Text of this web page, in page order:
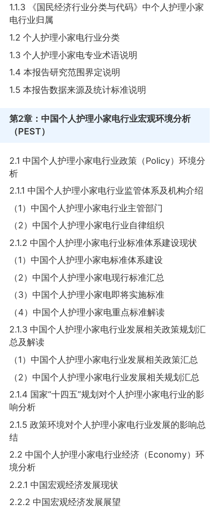
1.1.3 《国民经济行业分类与代码》中个人护理小家
电行业归属
1.2 个人护理小家电行业分类
1.3 个人护理小家电专业术语说明
1.4 本报告研究范围界定说明
1.5 本报告数据来源及统计标准说明
第2章 ：中国个人护理小家电行业宏观环境分析
（PEST）
2.1 中国个人护理小家电行业政策（Policy）环境分
析
2.1.1 中国个人护理小家电行业监管体系及机构介绍
（1）中国个人护理小家电行业主管部门
（2）中国个人护理小家电行业自律组织
2.1.2 中国个人护理小家电行业标准体系建设现状
（1）中国个人护理小家电标准体系建设
（2）中国个人护理小家电现行标准汇总
（3）中国个人护理小家电即将实施标准
（4）中国个人护理小家电重点标准解读
2.1.3 中国个人护理小家电行业发展相关政策规划汇
总及解读
（1）中国个人护理小家电行业发展相关政策汇总
（2）中国个人护理小家电行业发展相关规划汇总
2.1.4 国家“十四五”规划对个人护理小家电行业的影
响分析
2.1.5 政策环境对个人护理小家电行业发展的影响总
结
2.2 中国个人护理小家电行业经济（Economy）环
境分析
2.2.1 中国宏观经济发展现状
2.2.2 中国宏观经济发展展望